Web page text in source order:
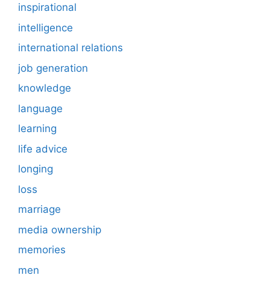
inspirational
intelligence
international relations
job generation
knowledge
language
learning
life advice
longing
loss
marriage
media ownership
memories
men